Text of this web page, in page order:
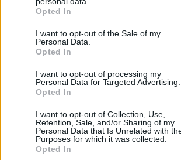
grant or deny consent to Google and its
use your data for below specified purposes
consent section.
Opted In
I want to opt-out of the Sale of my
Personal Data.
Opted In
I want to opt-out of processing my
Personal Data for Targeted Advertising.
Opted In
I want to opt-out of Collection, Use,
Retention, Sale, and/or Sharing of my
Personal Data that Is Unrelated with
Purposes for which it was collected.
Opted In
Βρέθηκε σορός σε σπηλιά κοντά
των Αγίων Ισιδώρων στον
08.08.2026, 12:40